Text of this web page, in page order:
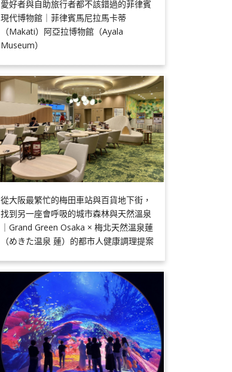
愛好者與自助旅行者都不該錯過的菲律賓
現代博物館｜菲律賓馬尼拉馬卡蒂
（Makati）阿亞拉博物館（Ayala
Museum）
從大阪最繁忙的梅田車站與百貨地下街，
找到另一座會呼吸的城市森林與天然溫泉
｜Grand Green Osaka × 梅北天然溫泉蓮
（めきた温泉 蓮）的都市人健康調理提案